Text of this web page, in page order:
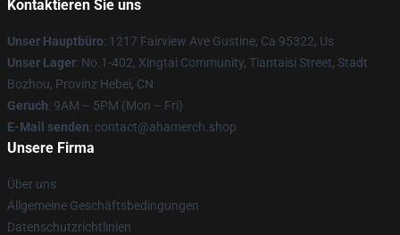
Kontaktieren Sie uns
Unser Hauptbüro: 1217 Fairview Ave Gustine, Ca 95322, Us
Unser Lager: No.1-402, Xingtai Community, Tiantaisi Street, Stadt
Bozhou, Provinz Hebei, CN
Geruch: 9AM – 5PM (Mon – Fri)
E-Mail senden: contact@ahamerch.shop
Unsere Firma
Über uns
Allgemeine Geschäftsbedingungen
Datenschutzrichtlinien